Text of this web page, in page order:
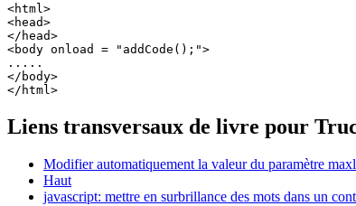
<html>
<head>
</head>
<body onload = "addCode();">
.....
</body>
Liens transversaux de livre pour
Modifier automatiquement la valeur du paramètre
Haut
javascript: mettre en surbrillance des mots dans un